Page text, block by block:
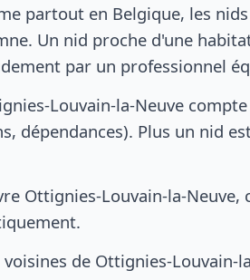
partout en Belgique, les
Un nid proche d'une
par un professionnel
Louvain-la-Neuve
dépendances). Plus un nid
Ottignies-Louvain-la-Neuve,
de Ottignies-Louvain-